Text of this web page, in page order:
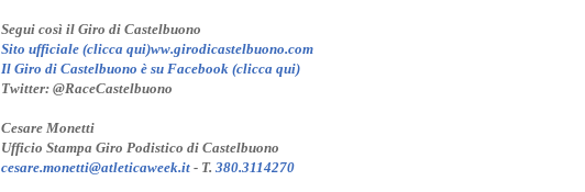
Segui così il Giro di Castelbuono
Sito ufficiale (clicca qui)ww.girodicastelbuono.com
Il Giro di Castelbuono è su Facebook (clicca qui)
Twitter: @RaceCastelbuono
Cesare Monetti
Ufficio Stampa Giro Podistico di Castelbuono
cesare.monetti@atleticaweek.it - T. 380.3114270